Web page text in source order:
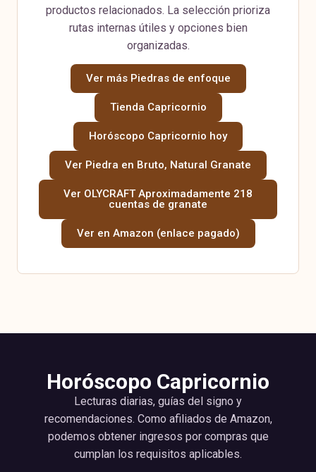
productos relacionados. La selección prioriza
rutas internas útiles y opciones bien
organizadas.
Ver más Piedras de enfoque
Tienda Capricornio
Horóscopo Capricornio hoy
Ver Piedra en Bruto, Natural Granate
Ver OLYCRAFT Aproximadamente 218
cuentas de granate
Ver en Amazon (enlace pagado)
Horóscopo Capricornio
Lecturas diarias, guías del signo y
recomendaciones. Como afiliados de Amazon,
podemos obtener ingresos por compras que
cumplan los requisitos aplicables.